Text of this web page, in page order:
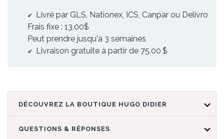
Livré par GLS, Nationex, ICS, Canpar ou Delivro
Frais fixe : 13,00$
Peut prendre jusqu'à 3 semaines
Livraison gratuite à partir de 75,00 $
DÉCOUVREZ LA BOUTIQUE HUGO DIDIER
QUESTIONS & RÉPONSES